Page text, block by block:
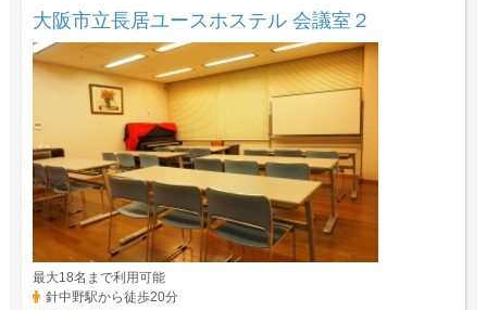
大阪市立長居ユースホステル 会議室２
最大18名まで利用可能
針中野駅から徒歩20分